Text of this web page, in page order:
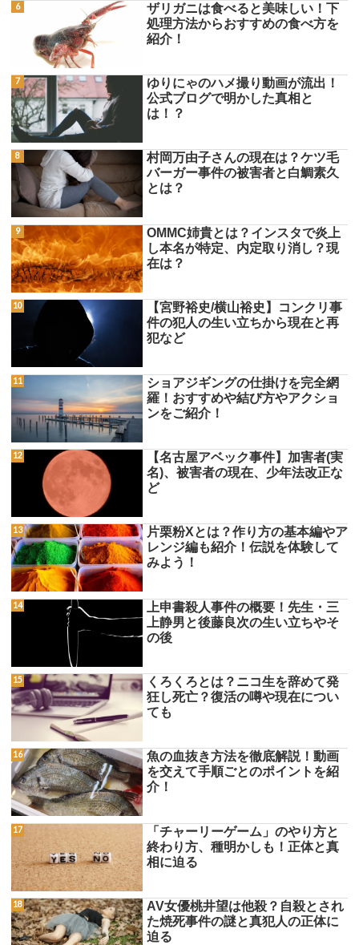
ザリガニは食べると美味しい！下
処理方法からおすすめの食べ方を
紹介！
ゆりにゃのハメ撮り動画が流出！
公式ブログで明かした真相と
は！？
村岡万由子さんの現在は？ケツ毛
バーガー事件の被害者と白鯛素久
とは？
OMMC姉貴とは？インスタで炎上
し本名が特定、内定取り消し？現
在は？
【宮野裕史/横山裕史】コンクリ事
件の犯人の生い立ちから現在と再
犯など
ショアジギングの仕掛けを完全網
羅！おすすめや結び方やアクショ
ンをご紹介！
【名古屋アベック事件】加害者(実
名)、被害者の現在、少年法改正な
ど
片栗粉Xとは？作り方の基本編やア
レンジ編も紹介！伝説を体験して
みよう！
上申書殺人事件の概要！先生・三
上静男と後藤良次の生い立ちやそ
の後
くろくろとは？ニコ生を辞めて発
狂し死亡？復活の噂や現在につい
ても
魚の血抜き方法を徹底解説！動画
を交えて手順ごとのポイントを紹
介！
「チャーリーゲーム」のやり方と
終わり方、種明かしも！正体と真
相に迫る
AV女優桃井望は他殺？自殺とされ
た焼死事件の謎と真犯人の正体に
迫る